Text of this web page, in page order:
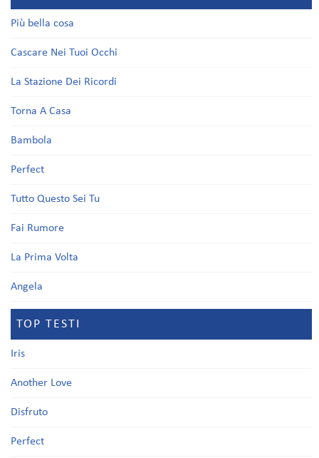
Più bella cosa
Cascare Nei Tuoi Occhi
La Stazione Dei Ricordi
Torna A Casa
Bambola
Perfect
Tutto Questo Sei Tu
Fai Rumore
La Prima Volta
Angela
TOP TESTI
Iris
Another Love
Disfruto
Perfect